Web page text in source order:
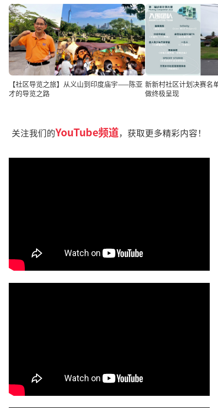
【社区导览之旅】从义山到印度庙宇——陈亚
才的导览之路
新新村社区计划决赛名单出炉 9团
做终极呈现
关注我们的YouTube频道，获取更多精彩内容！